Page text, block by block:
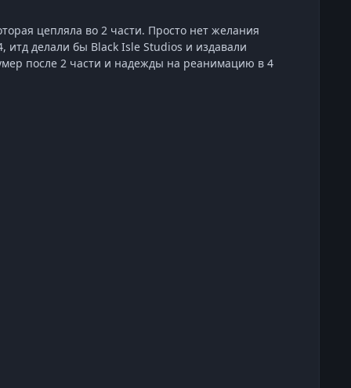
цепляла во 2 части. Просто нет желания
итд делали бы Black Isle Studios и издавали
после 2 части и надежды на реанимацию в 4